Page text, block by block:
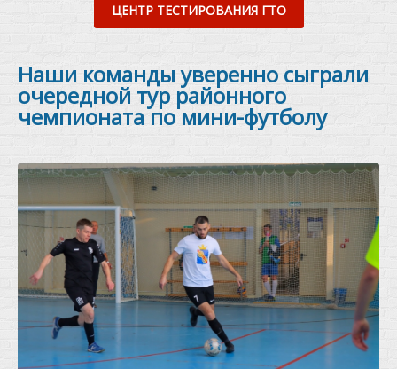
ЦЕНТР ТЕСТИРОВАНИЯ ГТО
Наши команды уверенно сыграли
очередной тур районного
чемпионата по мини-футболу